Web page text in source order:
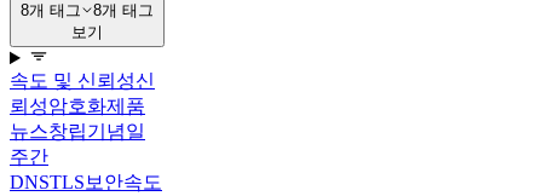
8개 태그
8개 태그
보기
속도 및 신뢰성신
뢰성암호화제품
뉴스창립기념일
주간
DNSTLS 보안속도